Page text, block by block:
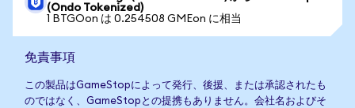
(Ondo Tokenized)
1 BTGOon は 0.254508 GMEon に相当
免責事項
この製品はGameStopによって発行、後援、または承認されたも
のではなく、GameStopとの提携もありません。会社名およびそ